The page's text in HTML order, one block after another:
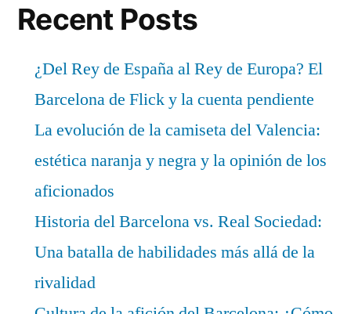
Recent Posts
¿Del Rey de España al Rey de Europa? El
Barcelona de Flick y la cuenta pendiente
La evolución de la camiseta del Valencia:
estética naranja y negra y la opinión de los
aficionados
Historia del Barcelona vs. Real Sociedad:
Una batalla de habilidades más allá de la
rivalidad